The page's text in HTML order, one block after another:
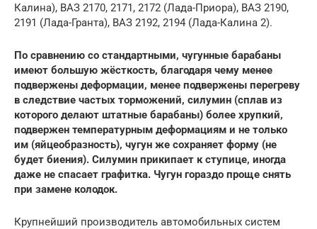
Калина), ВАЗ 2170, 2171, 2172 (Лада-Приора), ВАЗ 2190,
2191 (Лада-Гранта), ВАЗ 2192, 2194 (Лада-Калина 2).
По сравнению со стандартными, чугунные барабаны
имеют большую жёсткость, благодаря чему менее
подвержены деформации, менее подвержены перегреву
в следствие частых торможений, силумин (сплав из
которого делают штатные барабаны) более хрупкий,
подвержен температурным деформациям и не только
им (яйцеобразность), чугун же сохраняет форму (не
будет биения). Силумин прикипает к ступице, иногда
даже не спасает графитка. Чугун гораздо проще снять
при замене колодок.
Крупнейший производитель автомобильных систем